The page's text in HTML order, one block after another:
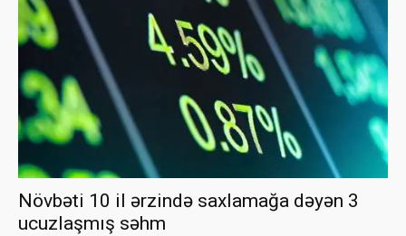
Növbəti 10 il ərzində saxlamağa dəyən 3
ucuzlaşmış səhm